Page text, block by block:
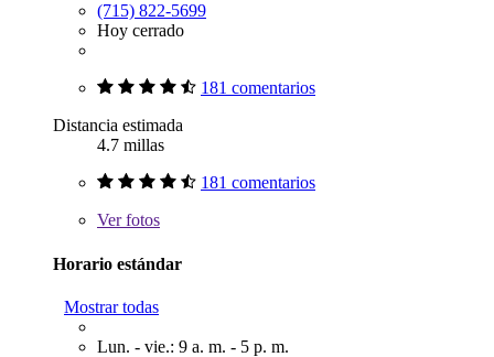
(715) 822-5699
Hoy cerrado
181 comentarios
Distancia estimada
4.7 millas
181 comentarios
Verfotos
Horario estándar
Mostrar todas
Lun. - vie.: 9 a. m. - 5 p. m.